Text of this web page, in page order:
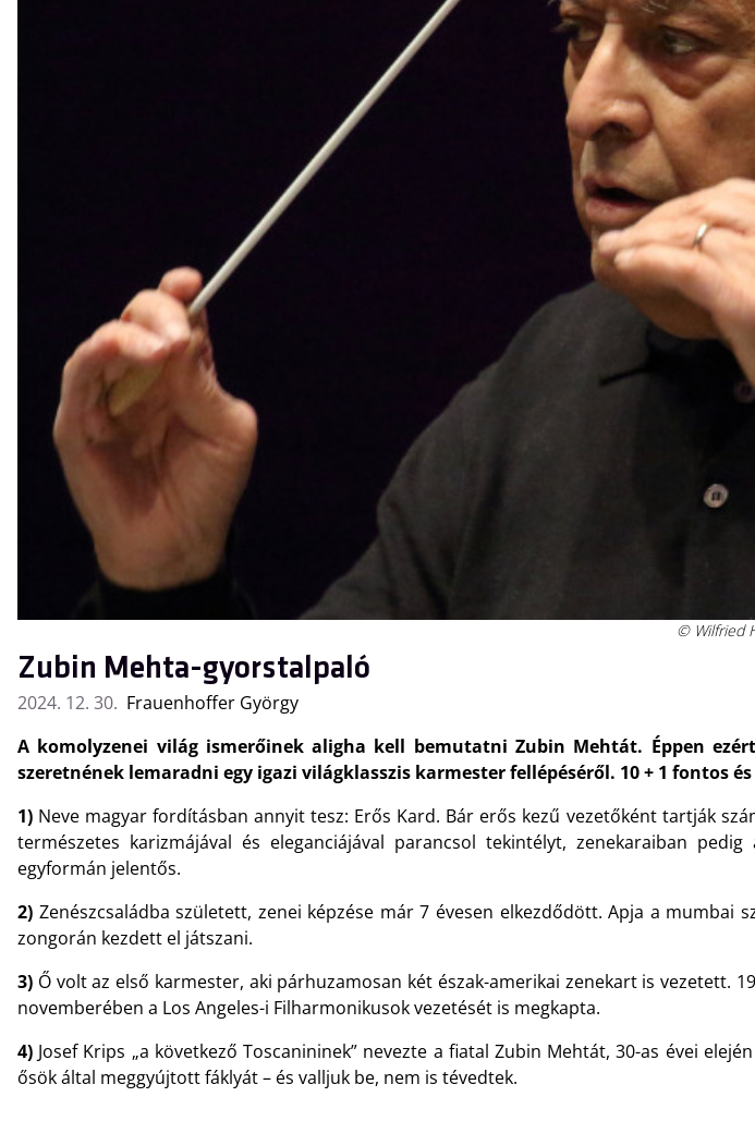
© Wilfried
Zubin Mehta-gyorstalpaló
2024. 12. 30. Frauenhoffer György
A komolyzenei világ ismerőinek aligha kell bemutatni Zubin Mehtát. Éppen
szeretnének lemaradni egy igazi világklasszis karmester fellépéséről. 10 + 1 fontos
1) Neve magyar fordításban annyit tesz: Erős Kard. Bár erős kezű vezetőként tartják
természetes karizmájával és eleganciájával parancsol tekintélyt, zenekaraiban
egyformán jelentős.
2) Zenészcsaládba született, zenei képzése már 7 évesen elkezdődött. Apja a
zongorán kezdett el játszani.
3) Ő volt az első karmester, aki párhuzamosan két észak-amerikai zenekart is vezetett.
novemberében a Los Angeles-i Filharmonikusok vezetését is megkapta.
4) Josef Krips „a következő Toscanininek” nevezte a fiatal Zubin Mehtát, 30-as évei
ősök által meggyújtott fáklyát – és valljuk be, nem is tévedtek.